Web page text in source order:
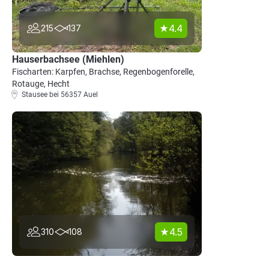
215 137 4.4
Hauserbachsee (Miehlen)
Fischarten: Karpfen, Brachse, Regenbogenforelle,
Rotauge, Hecht
Stausee bei 56357 Auel
310 108 4.5